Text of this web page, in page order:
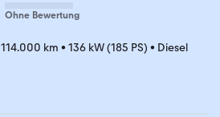
Ohne Bewertung
114.000 km • 136 kW (185 PS) • Diesel